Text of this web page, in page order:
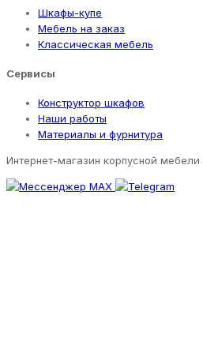
Шкафы-купе
Мебель на заказ
Классическая мебель
Сервисы
Конструктор шкафов
Наши работы
Материалы и фурнитура
Интернет-магазин корпусной мебели